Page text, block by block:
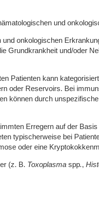
und
onkologischen
Grundkrankheit und/oder
Patienten kann
oder Reservoirs. Bei
können durch
Erregern auf der
typischerweise bei
oder eine
(z. B. Toxoplasma spp.,